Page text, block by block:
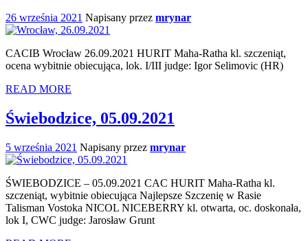
26 września 2021 Napisany przez mrynar
CACIB Wrocław 26.09.2021 HURIT Maha-Ratha kl. szczeniąt,
ocena wybitnie obiecująca, lok. I/III judge: Igor Selimovic (HR)
READ MORE
Świebodzice, 05.09.2021
5 września 2021 Napisany przez mrynar
ŚWIEBODZICE – 05.09.2021 CAC HURIT Maha-Ratha kl.
szczeniąt, wybitnie obiecująca Najlepsze Szczenię w Rasie
Talisman Vostoka NICOL NICEBERRY kl. otwarta, oc. doskonała,
lok I, CWC judge: Jarosław Grunt